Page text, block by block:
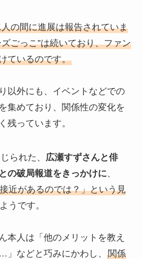
の間に進展は報告されていま
ごっこ”は続いており、ファン
ているのです。
以外にも、イベントなどでの
集めており、関係性の変化を
残っています。
られた、 広瀬すずさんと俳
の破局報道をきっかけに、
近があるのでは？」という見
うです。
本人は「他のメリットを教え
などと巧みにかわし、 関係